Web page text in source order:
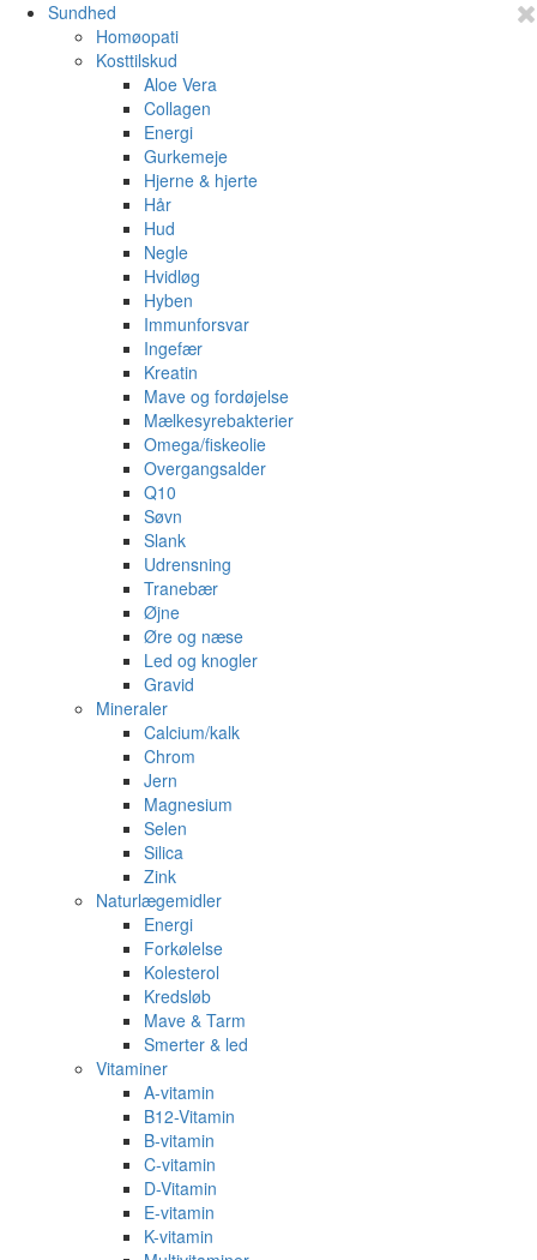
Sundhed
Homøopati
Kosttilskud
Aloe Vera
Collagen
Energi
Gurkemeje
Hjerne & hjerte
Hår
Hud
Negle
Hvidløg
Hyben
Immunforsvar
Ingefær
Kreatin
Mave og fordøjelse
Mælkesyrebakterier
Omega/fiskeolie
Overgangsalder
Q10
Søvn
Slank
Udrensning
Tranebær
Øjne
Øre og næse
Led og knogler
Gravid
Mineraler
Calcium/kalk
Chrom
Jern
Magnesium
Selen
Silica
Zink
Naturlægemidler
Energi
Forkølelse
Kolesterol
Kredsløb
Mave & Tarm
Smerter & led
Vitaminer
A-vitamin
B12-Vitamin
B-vitamin
C-vitamin
D-Vitamin
E-vitamin
K-vitamin